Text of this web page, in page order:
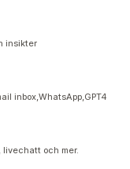
insikter
inbox,WhatsApp,GPT4
livechatt och mer.